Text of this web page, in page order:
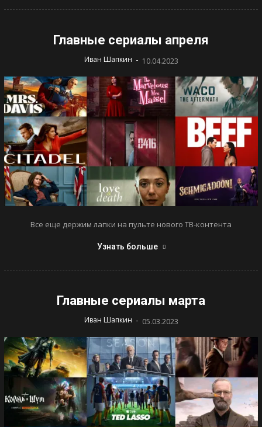
Главные сериалы апреля
Иван Шапкин - 10.04.2023
Все еще держим лапки на пульте нового ТВ-контента
Узнать больше
Главные сериалы марта
Иван Шапкин - 05.03.2023